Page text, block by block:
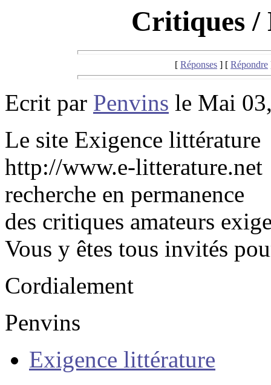
Critiques /
[ Réponses ] [ Répondre
Ecrit par Penvins le Mai
Le site Exigence littérature
http://www.e-litterature.net
recherche en permanence
des critiques amateurs
Vous y êtes tous invités
Cordialement
Penvins
Exigence littérature